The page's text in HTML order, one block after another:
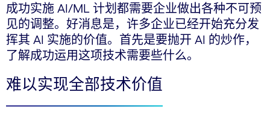
成功实施 AI/ML 计划都需要企业做出各种不可预
见的调整。好消息是，许多企业已经开始充分发
挥其 AI 实施的价值。首先是要抛开 AI 的炒作，
了解成功运用这项技术需要些什么。
难以实现全部技术价值